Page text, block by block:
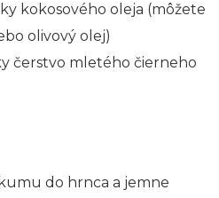
kokosového oleja (môžete
olivový olej)
čerstvo mletého čierneho
do hrnca a jemne